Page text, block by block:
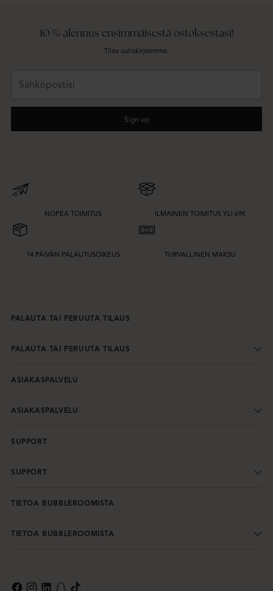
10 % alennus ensimmäisestä ostoksestasi!
Tilaa uutiskirjeemme.
Sign up
NOPEA TOIMITUS ILMAINEN TOIMITUS YLI 69€
14 PÄIVÄN PALAUTUSOIKEUS TURVALLINEN MAKSU
PALAUTA TAI PERUUTA TILAUS
PALAUTA TAI PERUUTA TILAUS
ASIAKASPALVELU
ASIAKASPALVELU
SUPPORT
SUPPORT
TIETOA BUBBLEROOMISTA
TIETOA BUBBLEROOMISTA